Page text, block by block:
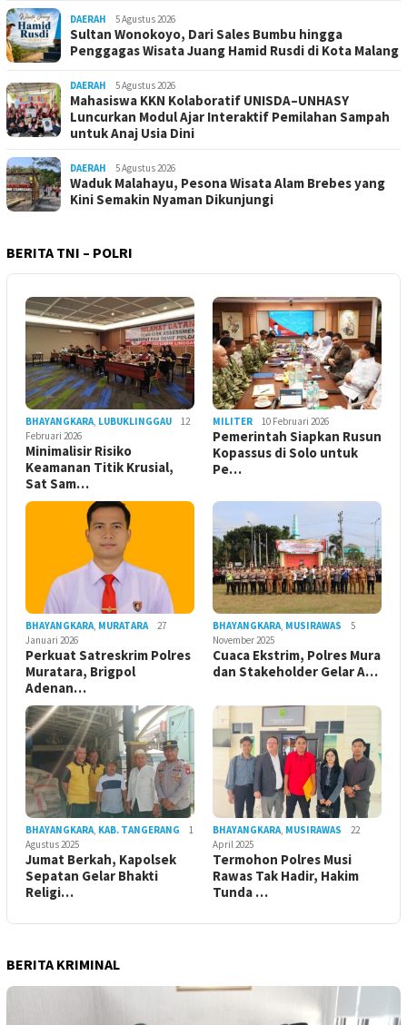
DAERAH 5 Agustus 2026
Sultan Wonokoyo, Dari Sales Bumbu hingga
Penggagas Wisata Juang Hamid Rusdi di Kota Malang
DAERAH 5 Agustus 2026
Mahasiswa KKN Kolaboratif UNISDA–UNHASY
Luncurkan Modul Ajar Interaktif Pemilahan Sampah
untuk Anaj Usia Dini
DAERAH 5 Agustus 2026
Waduk Malahayu, Pesona Wisata Alam Brebes yang
Kini Semakin Nyaman Dikunjungi
BERITA TNI – POLRI
BHAYANGKARA LUBUKLINGGAU
12
Februari 2026
Minimalisir Risiko
Keamanan Titik Krusial,
Sat Sam…
MILITER 10 Februari 2026
Pemerintah Siapkan Rusun
Kopassus di Solo untuk
Pe…
BHAYANGKARA MURATARA
27
Januari 2026
Perkuat Satreskrim Polres
Muratara, Brigpol
Adenan…
BHAYANGKARA MUSIRAWAS
5
November 2025
Cuaca Ekstrim, Polres Mura
dan Stakeholder Gelar A…
BHAYANGKARA KAB. TANGERANG
1
Agustus 2025
Jumat Berkah, Kapolsek
Sepatan Gelar Bhakti
Religi…
BHAYANGKARA MUSIRAWAS
22
April 2025
Termohon Polres Musi
Rawas Tak Hadir, Hakim
Tunda …
BERITA KRIMINAL